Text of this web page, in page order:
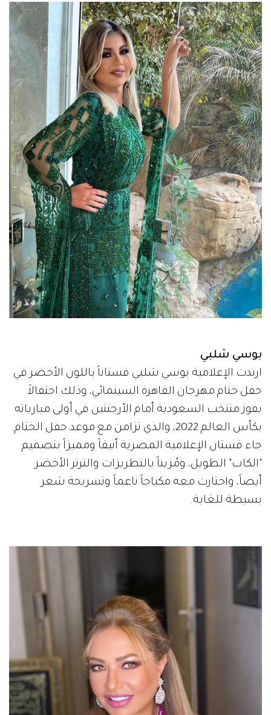
بوسي شلبي
ارتدت الإعلامية بوسي شلبي فستاناً باللون الأخضر في
حفل ختام مهرجان القاهرة السينمائي، وذلك احتفالاً
بفوز منتخب السعودية أمام الأرجنتين في أولى مبارياته
بكأس العالم 2022، والذي تزامن مع موعد حفل الختام.
جاء فستان الإعلامية المصرية أنيقاً ومميزاً بتصميم
"الكاب" الطويل، ومُزيناً بالتطريزات والترتر الأخضر
أيضاً، واختارت معه مكياجاً ناعماً وتسريحة شعر
بسيطة للغاية.